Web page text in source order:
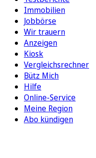
Immobilien
Jobbörse
Wir trauern
Anzeigen
Kiosk
Vergleichsrechner
Bütz Mich
Hilfe
Online-Service
Meine Region
Abo kündigen